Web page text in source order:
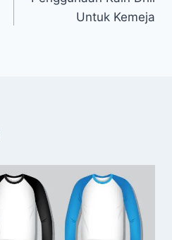
Untuk Kemeja